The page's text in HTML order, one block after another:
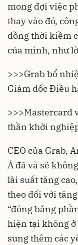
mong đợi việc
thay vào đó,
đồng thời kiềm
của mình, như
>>>Grab bổ
Giám đốc Điều
>>>Mastercard
thần khởi
CEO của Grab,
Á đã và sẽ
lãi suất tăng
theo đối với
“đóng băng
hiện tại không ở
sung thêm các